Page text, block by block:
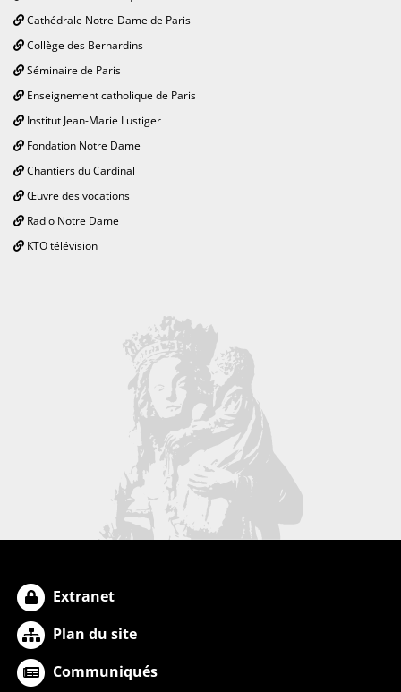
Cathédrale Notre-Dame de Paris
Collège des Bernardins
Séminaire de Paris
Enseignement catholique de Paris
Institut Jean-Marie Lustiger
Fondation Notre Dame
Chantiers du Cardinal
Œuvre des vocations
Radio Notre Dame
KTO télévision
Extranet
Plan du site
Communiqués